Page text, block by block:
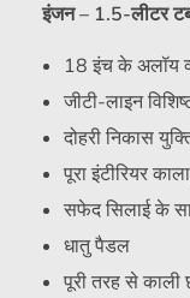
इंजन – 1.5-लीटर
18 इंच के अलॉय
जीटी-लाइन
दोहरी निकास
पूरा इंटीरियर
सफेद सिलाई के
धातु पैडल
पूरी तरह से काली